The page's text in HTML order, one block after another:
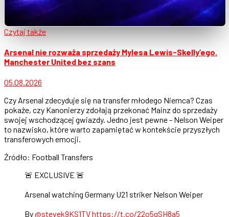
Czytaj także
Arsenal nie rozważa sprzedaży Mylesa Lewis-Skelly’ego.
Manchester United bez szans
05.08.2026
Czy Arsenal zdecyduje się na transfer młodego Niemca? Czas
pokaże, czy Kanonierzy zdołają przekonać Mainz do sprzedaży
swojej wschodzącej gwiazdy. Jedno jest pewne - Nelson Weiper
to nazwisko, które warto zapamiętać w kontekście przyszłych
transferowych emocji.
Źródło: Football Transfers
🚨 EXCLUSIVE 🚨
Arsenal watching Germany U21 striker Nelson Weiper
By@stevek9KS1TVhttps://t.co/22o5gSH8a5